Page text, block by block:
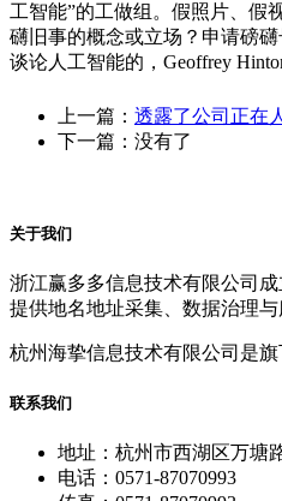
工智能”的工做组。假照片、假
礴旧事的概念或立场？申请磅
谈论人工智能的，Geoffrey
上一篇： 透露了公司正在
下一篇：没有了
关于我们
浙江赢多多信息技术有限公司
提供地名地址采集、数据治理
杭州海挚信息技术有限公司是
联系我们
地址：杭州市西湖区万塘
电话：0571-87070993